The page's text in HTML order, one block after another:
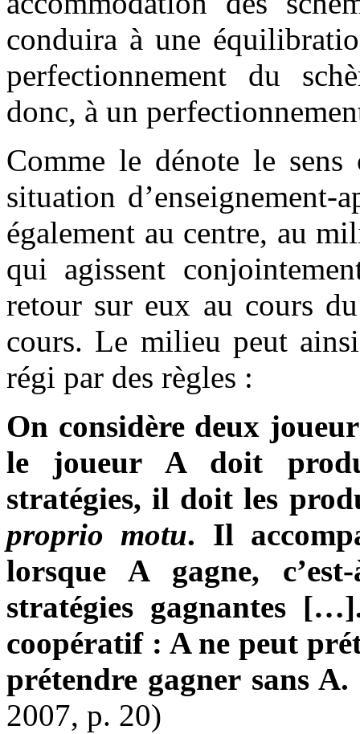
conduira à une
perfectionnement du
donc, à un
Comme le dénote le
situation d’enseignement-
également au centre, au
qui agissent
retour sur eux au cours
cours. Le milieu peut
régi par des règles :
On considère deux
le joueur A doit
stratégies, il doit les
proprio motu. Il
lorsque A gagne,
stratégies gagnantes
coopératif : A ne peut
prétendre gagner sans A.
2007, p. 20)